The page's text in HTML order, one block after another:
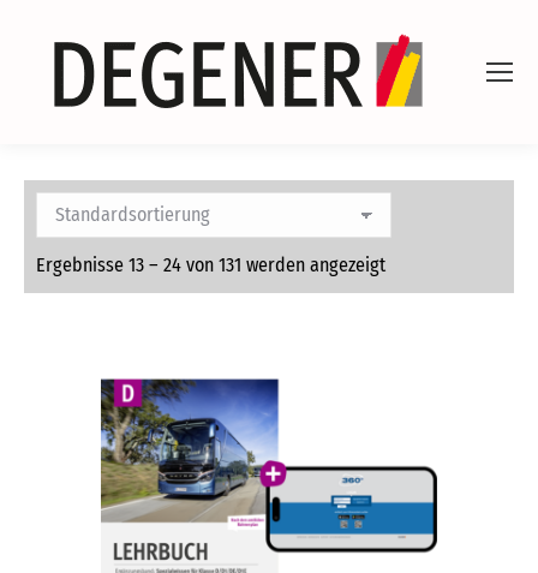
Ergebnisse 13 – 24 von 131 werden angezeigt